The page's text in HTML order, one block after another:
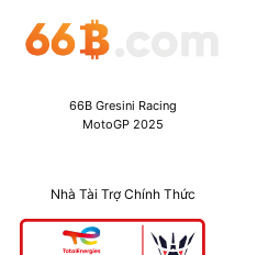
66B Gresini Racing
MotoGP 2025
Nhà Tài Trợ Chính Thức